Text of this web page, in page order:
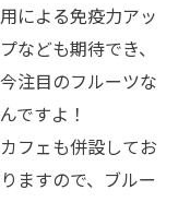
用による免疫力アッ
プなども期待でき、
今注目のフルーツな
んですよ！
カフェも併設してお
りますので、ブルー